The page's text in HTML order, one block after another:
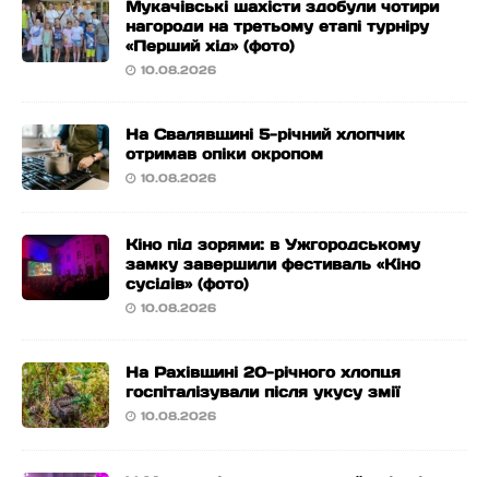
Мукачівські шахісти здобули чотири
нагороди на третьому етапі турніру
«Перший хід» (фото)
10.08.2026
На Свалявщині 5-річний хлопчик
отримав опіки окропом
10.08.2026
Кіно під зорями: в Ужгородському
замку завершили фестиваль «Кіно
сусідів» (фото)
10.08.2026
На Рахівщині 20-річного хлопця
госпіталізували після укусу змії
10.08.2026